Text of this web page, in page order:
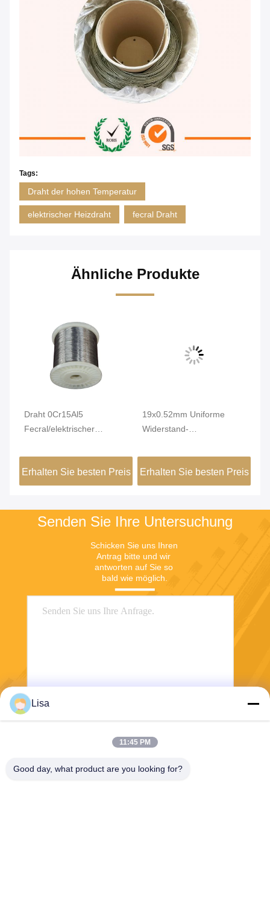
Tags:
Draht der hohen Temperatur
elektrischer Heizdraht fecral Draht
Ähnliche Produkte
Draht 0Cr15Al5
Fecral/elektrischer
Ofen
Erhalten Sie besten Preis
19x0.52mm Uniforme
Widerstand-
Drahtseil für Heizelemente
Erhalten Sie besten Preis
Senden Sie Ihre Untersuchung
Schicken Sie uns Ihren
Antrag bitte und wir
antworten auf Sie so
bald wie möglich.
Senden Sie
Lisa
11:45 PM
Good day, what product are you looking for?